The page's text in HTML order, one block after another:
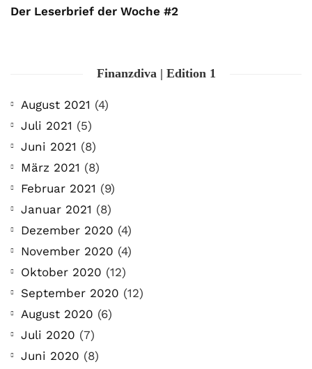
Der Leserbrief der Woche #2
Finanzdiva | Edition 1
August 2021 (4)
Juli 2021 (5)
Juni 2021 (8)
März 2021 (8)
Februar 2021 (9)
Januar 2021 (8)
Dezember 2020 (4)
November 2020 (4)
Oktober 2020 (12)
September 2020 (12)
August 2020 (6)
Juli 2020 (7)
Juni 2020 (8)